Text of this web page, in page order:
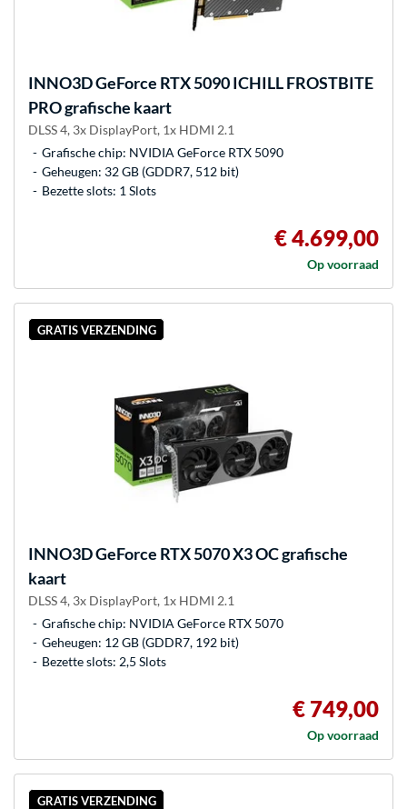
INNO3DGeForce RTX 5090 ICHILL FROSTBITE
PRO grafische kaart
DLSS 4, 3x DisplayPort, 1x HDMI 2.1
Grafische chip: NVIDIA GeForce RTX 5090
Geheugen: 32 GB (GDDR7, 512 bit)
Bezette slots: 1 Slots
€ 4.699,00
Op voorraad
GRATIS VERZENDING
INNO3DGeForce RTX 5070 X3 OC grafische
kaart
DLSS 4, 3x DisplayPort, 1x HDMI 2.1
Grafische chip: NVIDIA GeForce RTX 5070
Geheugen: 12 GB (GDDR7, 192 bit)
Bezette slots: 2,5 Slots
€ 749,00
Op voorraad
GRATIS VERZENDING